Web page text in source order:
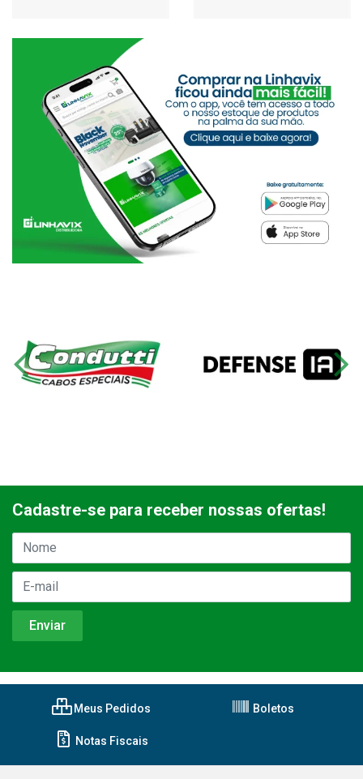
Cadastre-se para receber nossas ofertas!
Meus Pedidos Boletos
Notas Fiscais